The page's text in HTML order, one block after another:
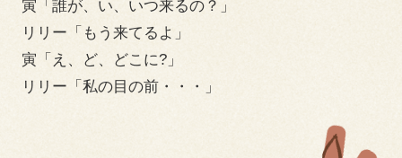
寅「誰が、い、いつ来るの？」
リリー「もう来てるよ」
寅「え、ど、どこに?」
リリー「私の目の前・・・」